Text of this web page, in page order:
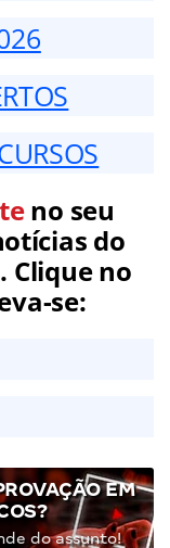
no seu
do
Clique no
se:
EM
do assunto!